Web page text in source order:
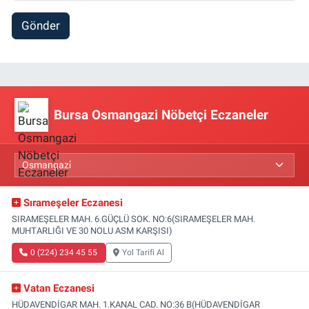
Gönder
Bursa Osmangazi Nöbetçi Eczaneler
Sırameşeler Eczanesi
SIRAMEŞELER MAH. 6.GÜÇLÜ SOK. NO:6(SIRAMEŞELER MAH.
MUHTARLIĞI VE 30 NOLU ASM KARŞISI)
0 (224) 234 45 55 Yol Tarifi Al
Vatan Eczanesi
HÜDAVENDİGAR MAH. 1.KANAL CAD. NO:36 B(HÜDAVENDİGAR